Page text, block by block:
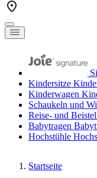
Kindersitze
Kinderwagen
Schaukeln und
Reise- und
Babytragen
Hochstühle
Startseite